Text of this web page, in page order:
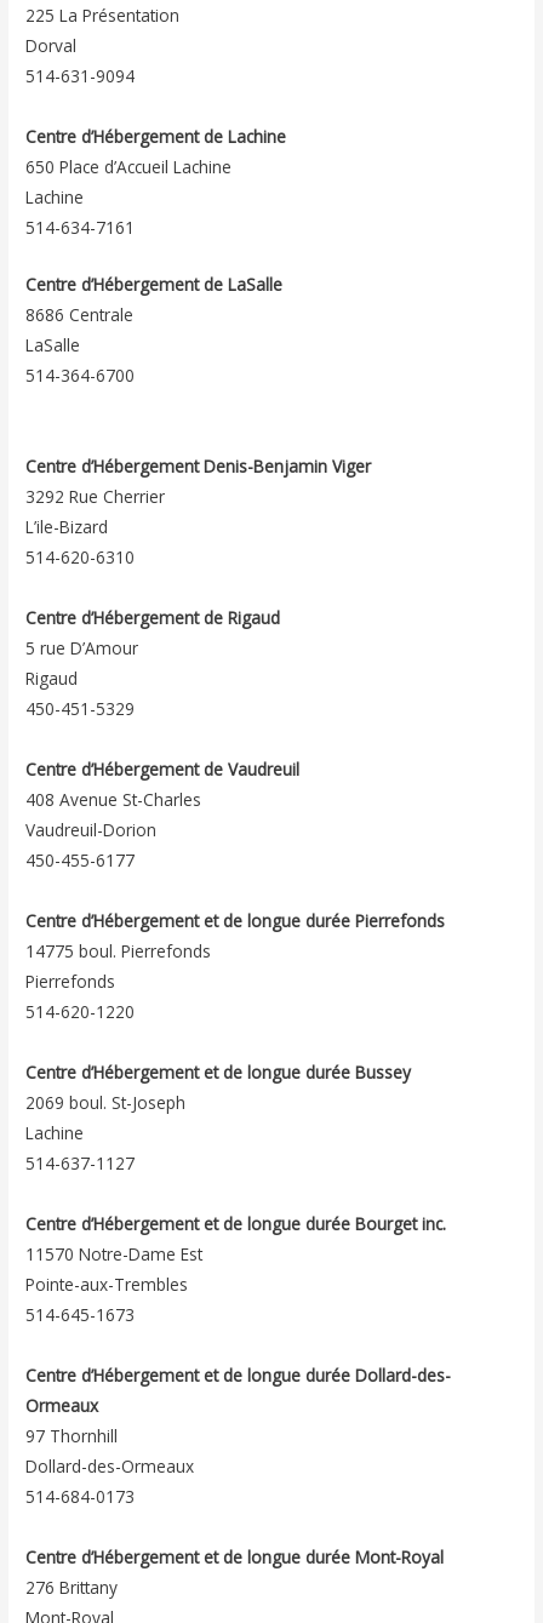
225 La Présentation
Dorval
514-631-9094
Centre d’Hébergement de Lachine
650 Place d’Accueil Lachine
Lachine
514-634-7161
Centre d’Hébergement de LaSalle
8686 Centrale
LaSalle
514-364-6700
Centre d’Hébergement Denis-Benjamin Viger
3292 Rue Cherrier
L’ile-Bizard
514-620-6310
Centre d’Hébergement de Rigaud
5 rue D’Amour
Rigaud
450-451-5329
Centre d’Hébergement de Vaudreuil
408 Avenue St-Charles
Vaudreuil-Dorion
450-455-6177
Centre d’Hébergement et de longue durée Pierrefonds
14775 boul. Pierrefonds
Pierrefonds
514-620-1220
Centre d’Hébergement et de longue durée Bussey
2069 boul. St-Joseph
Lachine
514-637-1127
Centre d’Hébergement et de longue durée Bourget inc.
11570 Notre-Dame Est
Pointe-aux-Trembles
514-645-1673
Centre d’Hébergement et de longue durée Dollard-des-
Ormeaux
97 Thornhill
Dollard-des-Ormeaux
514-684-0173
Centre d’Hébergement et de longue durée Mont-Royal
276 Brittany
Mont-Royal